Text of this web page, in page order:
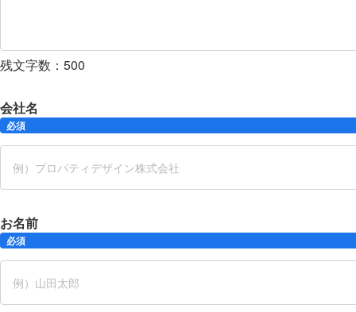
残文字数： 500
会社名
必須
お名前
必須